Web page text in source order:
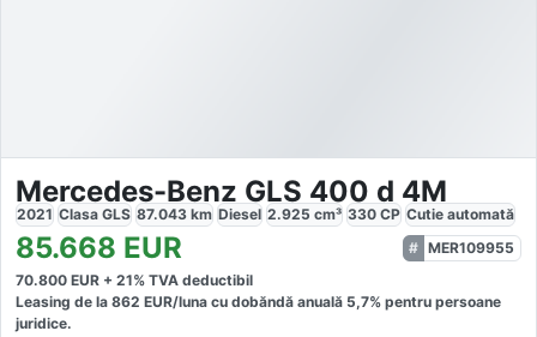
Mercedes-Benz GLS 400 d 4M
2021 Clasa GLS 87.043 km Diesel 2.925 cm³ 330 CP Cutie automată
85.668 EUR
MER109955
70.800 EUR + 21% TVA deductibil
Leasing de la 862 EUR/luna cu dobăndă anuală 5,7% pentru persoane
juridice.